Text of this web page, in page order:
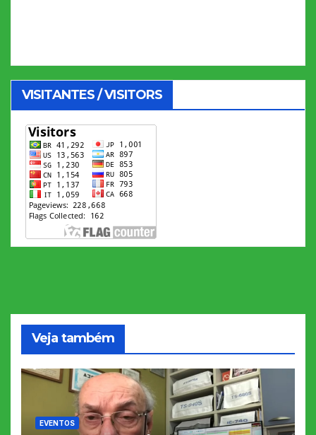
VISITANTES / VISITORS
Veja também
EVENTOS